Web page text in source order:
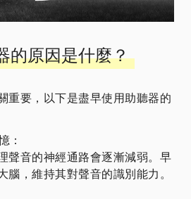
的原因是什麼？
重要，以下是盡早使用助聽器的
：
聲音的神經通路會逐漸減弱。早
腦，維持其對聲音的識別能力。